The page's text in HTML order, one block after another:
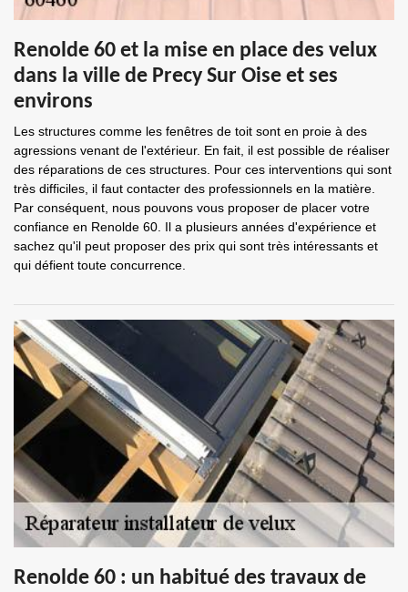
Renolde 60 et la mise en place des velux
dans la ville de Precy Sur Oise et ses
environs
Les structures comme les fenêtres de toit sont en proie à des
agressions venant de l'extérieur. En fait, il est possible de réaliser
des réparations de ces structures. Pour ces interventions qui sont
très difficiles, il faut contacter des professionnels en la matière.
Par conséquent, nous pouvons vous proposer de placer votre
confiance en Renolde 60. Il a plusieurs années d'expérience et
sachez qu'il peut proposer des prix qui sont très intéressants et
qui défient toute concurrence.
Renolde 60 : un habitué des travaux de